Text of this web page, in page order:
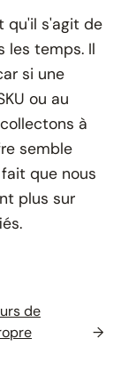
qu'il s'agit de
les temps. Il
si une
ou au
à
semble
que nous
plus sur
de
→